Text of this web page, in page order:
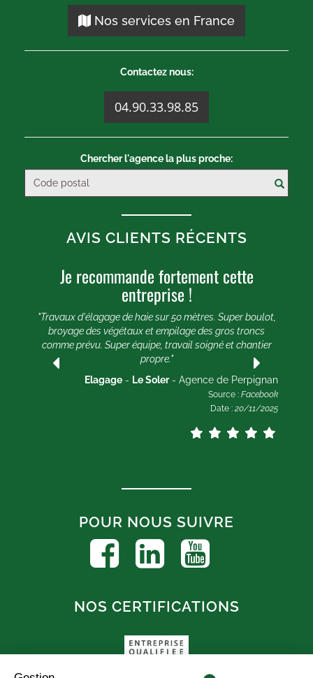
Nos services en France
Contactez nous:
04.90.33.98.85
Chercher l'agence la plus proche:
AVIS CLIENTS RÉCENTS
Je recommande fortement cette
entreprise !
"Travaux d'élagage de haie sur 50 mètres. Super boulot,
broyage des végétaux et empilage des gros troncs
comme prévu. Super équipe, travail soigné et chantier
propre."
Elagage - Le Soler- Agence de Perpignan
Source : Facebook
Date : 20/11/2025
POUR NOUS SUIVRE
NOS CERTIFICATIONS